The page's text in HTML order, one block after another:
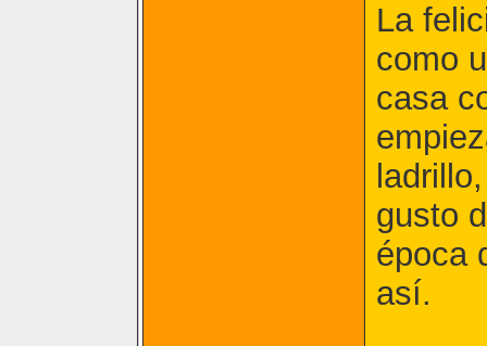
La
como
casa
gusto
época
así.